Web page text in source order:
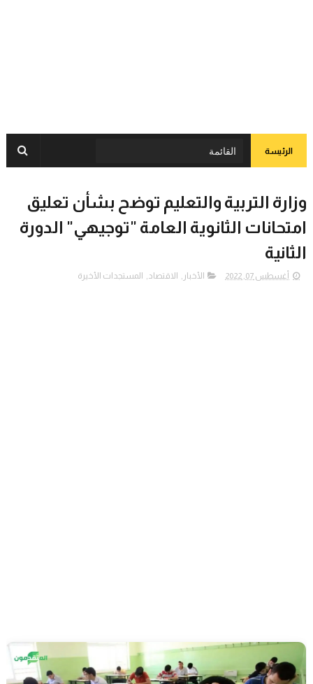
الرئيسة
وزارة التربية والتعليم توضح بشأن تعليق
امتحانات الثانوية العامة "توجيهي" الدورة
الثانية
أغسطس 07, 2022 الأخبار , الاقتصاد, المستجدات الأخيرة